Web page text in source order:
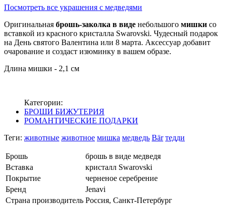
Посмотреть все украшения с медведями
Оригинальная брошь-заколка в виде небольшого мишки со
вставкой из красного кристалла Swarovski. Чудесный подарок
на День святого Валентина или 8 марта. Аксессуар добавит
очарование и создаст изюминку в вашем образе.
Длина мишки - 2,1 см
Категории:
БРОШИ БИЖУТЕРИЯ
РОМАНТИЧЕСКИЕ ПОДАРКИ
Теги: животные животное мишка медведь Bär тедди
Брошь
брошь в виде медведя
Вставка
кристалл Swarovski
Покрытие
черненое серебрение
Бренд
Jenavi
Страна производитель Россия, Санкт-Петербург